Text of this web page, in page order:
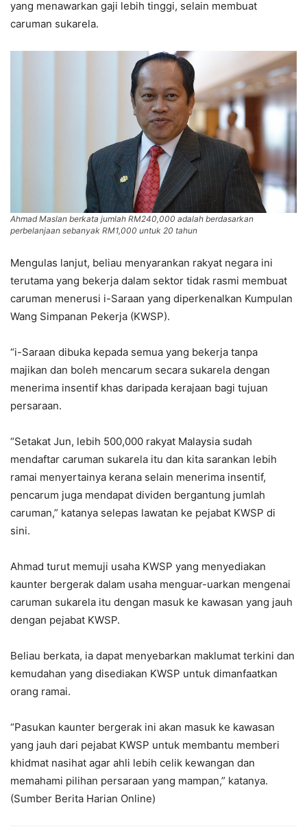
yang menawarkan gaji lebih tinggi, selain membuat
caruman sukarela.
Ahmad Maslan berkata jumlah RM240,000 adalah berdasarkan
perbelanjaan sebanyak RM1,000 untuk 20 tahun
Mengulas lanjut, beliau menyarankan rakyat negara ini
terutama yang bekerja dalam sektor tidak rasmi membuat
caruman menerusi i-Saraan yang diperkenalkan Kumpulan
Wang Simpanan Pekerja (KWSP).
“i-Saraan dibuka kepada semua yang bekerja tanpa
majikan dan boleh mencarum secara sukarela dengan
menerima insentif khas daripada kerajaan bagi tujuan
persaraan.
“Setakat Jun, lebih 500,000 rakyat Malaysia sudah
mendaftar caruman sukarela itu dan kita sarankan lebih
ramai menyertainya kerana selain menerima insentif,
pencarum juga mendapat dividen bergantung jumlah
caruman,” katanya selepas lawatan ke pejabat KWSP di
sini.
Ahmad turut memuji usaha KWSP yang menyediakan
kaunter bergerak dalam usaha menguar-uarkan mengenai
caruman sukarela itu dengan masuk ke kawasan yang jauh
dengan pejabat KWSP.
Beliau berkata, ia dapat menyebarkan maklumat terkini dan
kemudahan yang disediakan KWSP untuk dimanfaatkan
orang ramai.
“Pasukan kaunter bergerak ini akan masuk ke kawasan
yang jauh dari pejabat KWSP untuk membantu memberi
khidmat nasihat agar ahli lebih celik kewangan dan
memahami pilihan persaraan yang mampan,” katanya.
(Sumber Berita Harian Online)